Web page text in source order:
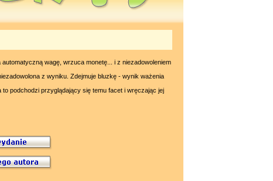
wagę, wrzuca monetę... i z niezadowoleniem
z wyniku. Zdejmuje bluzkę - wynik ważenia
podchodzi przyglądający się temu facet i wręczając jej